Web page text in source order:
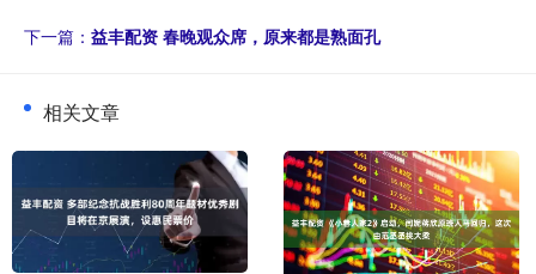
下一篇： 益丰配资 春晚观众席，原来都是熟面孔
相关文章